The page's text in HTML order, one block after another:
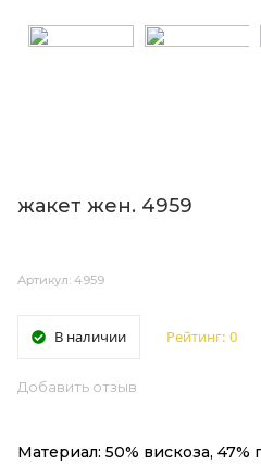
жакет жен. 4959
Артикул: 4959
В наличии Рейтинг: 0
Добавить отзыв
Материал: 50% вискоза, 47%